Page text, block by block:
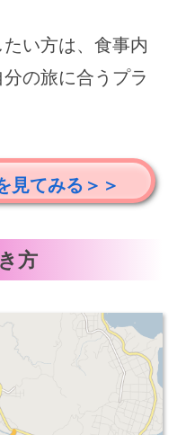
い方は、食事内
の旅に合うプラ
見てみる＞＞
方